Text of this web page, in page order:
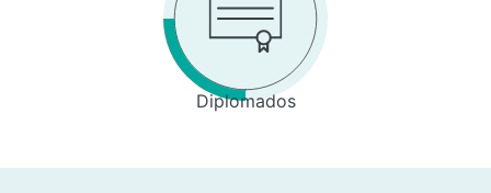
Diplomados